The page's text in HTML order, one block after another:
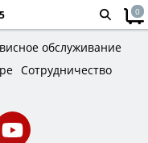
0
обслуживание
Сотрудничество